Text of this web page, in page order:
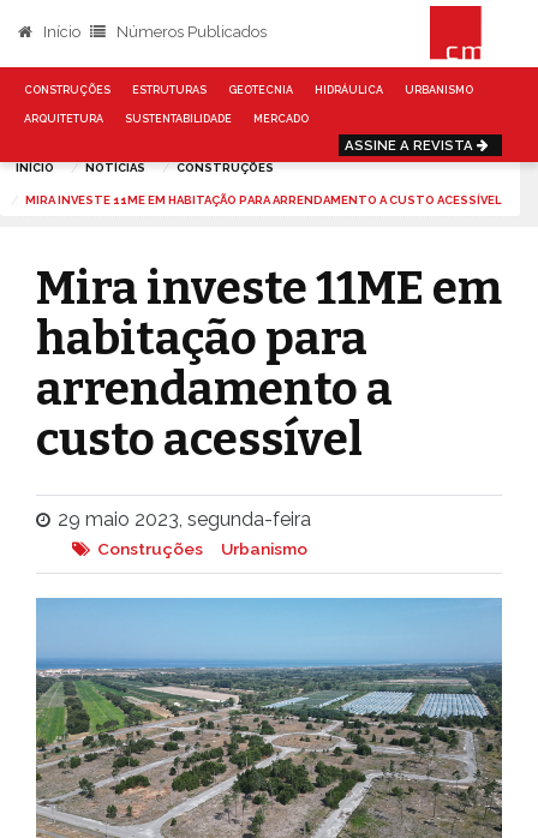
Início Números Publicados
CONSTRUÇÕES ESTRUTURAS GEOTECNIA HIDRÁULICA URBANISMO
ARQUITETURA SUSTENTABILIDADE MERCADO
ASSINE A REVISTA
INÍCIO NOTÍCIAS CONSTRUÇÕES
MIRA INVESTE 11ME EM HABITAÇÃO PARA ARRENDAMENTO A CUSTO ACESSÍVEL
Mira investe 11ME em
habitação para
arrendamento a
custo acessível
29 maio 2023, segunda-feira
Construções Urbanismo